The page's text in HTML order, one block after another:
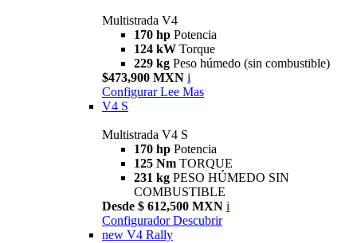
Multistrada V4
170 hp Potencia
124 kW Torque
229 kg Peso húmedo (sin combustible)
$473,900 MXN i
Configurar Lee Mas
V4 S
Multistrada V4 S
170 hp Potencia
125 Nm TORQUE
231 kg PESO HÚMEDO SIN
COMBUSTIBLE
Desde $ 612,500 MXN i
Configurador Descubrir
new V4 Rally